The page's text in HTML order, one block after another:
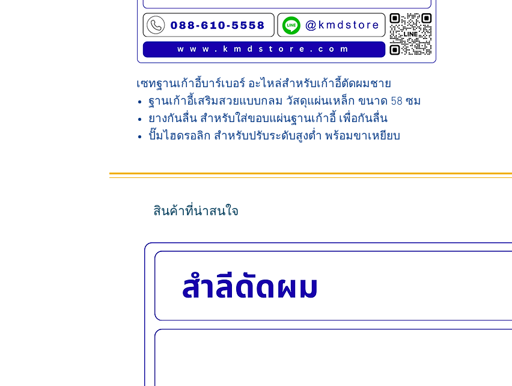
เซทฐานเก้าอี้บาร์เบอร์ อะไหล่สำหรับเก้าอี้ตัดผมชาย
ฐานเก้าอี้เสริมสวยแบบกลม วัสดุแผ่นเหล็ก ขนาด 58 ซม
ยางกันลื่น สำหรับใส่ขอบแผ่นฐานเก้าอี้ เพื่อกันลื่น
ปั๊มไฮดรอลิก สำหรับปรับระดับสูงต่ำ พร้อมขาเหยียบ
สินค้าที่น่าสนใจ